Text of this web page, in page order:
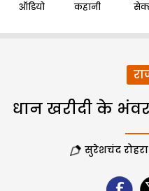
ऑडियो कहानी
धान खरीदी के
सुरेशचंद रोहरा